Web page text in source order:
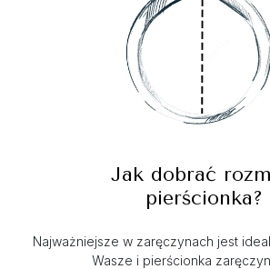
Jak dobrać
pierścionka?
Najważniejsze w zaręczynach jest
Wasze i pierścionka